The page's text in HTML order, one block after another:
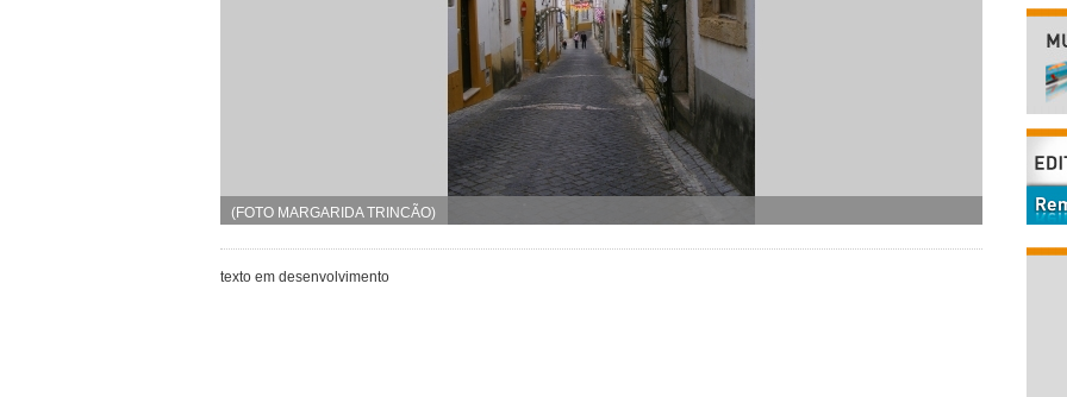
(FOTO MARGARIDA TRINCÃO)
texto em desenvolvimento